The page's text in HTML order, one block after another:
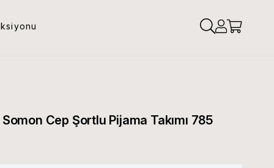
Somon Cep Şortlu Pijama Takımı 785